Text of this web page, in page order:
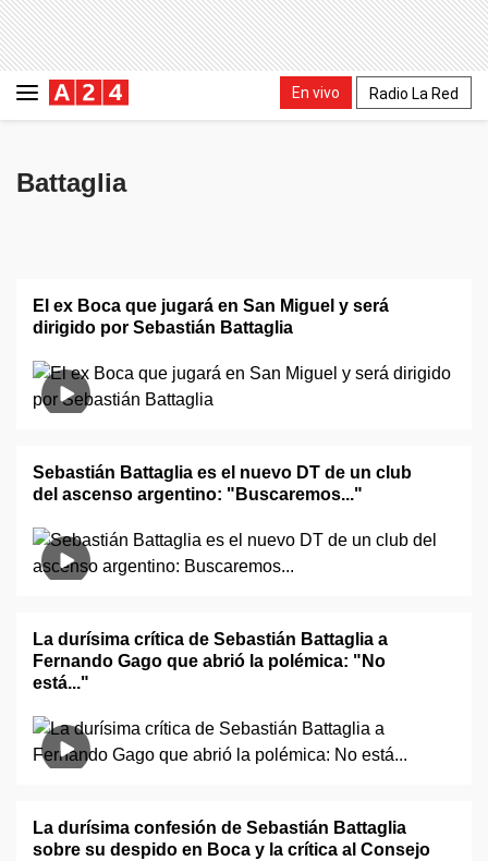
En vivo Radio La Red
Battaglia
⁠El ex Boca que jugará en San Miguel y será
dirigido por Sebastián Battaglia
Sebastián Battaglia es el nuevo DT de un club
del ascenso argentino: "Buscaremos..."
La durísima crítica de Sebastián Battaglia a
Fernando Gago que abrió la polémica: "No
está..."
La durísima confesión de Sebastián Battaglia
sobre su despido en Boca y la crítica al Consejo